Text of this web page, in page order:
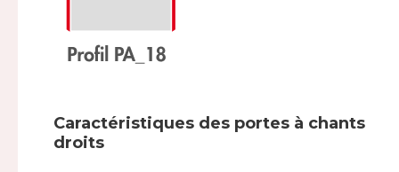
Caractéristiques des portes à chants
droits